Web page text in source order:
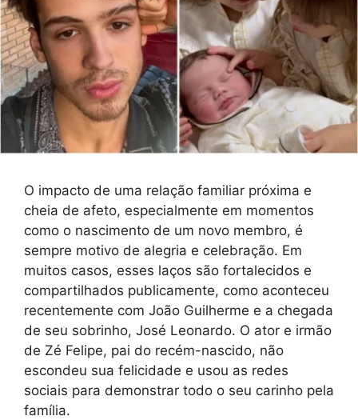
O impacto de uma relação familiar próxima e
cheia de afeto, especialmente em momentos
como o nascimento de um novo membro, é
sempre motivo de alegria e celebração. Em
muitos casos, esses laços são fortalecidos e
compartilhados publicamente, como aconteceu
recentemente com João Guilherme e a chegada
de seu sobrinho, José Leonardo. O ator e irmão
de Zé Felipe, pai do recém-nascido, não
escondeu sua felicidade e usou as redes
sociais para demonstrar todo o seu carinho pela
família.